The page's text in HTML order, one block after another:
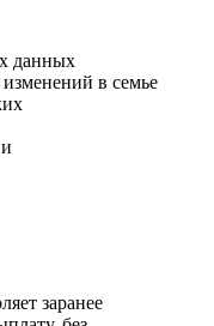
данных
в семье
заранее